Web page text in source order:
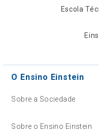
Escola
O Ensino Einstein
Sobre a Sociedade
Sobre o Ensino Einstein